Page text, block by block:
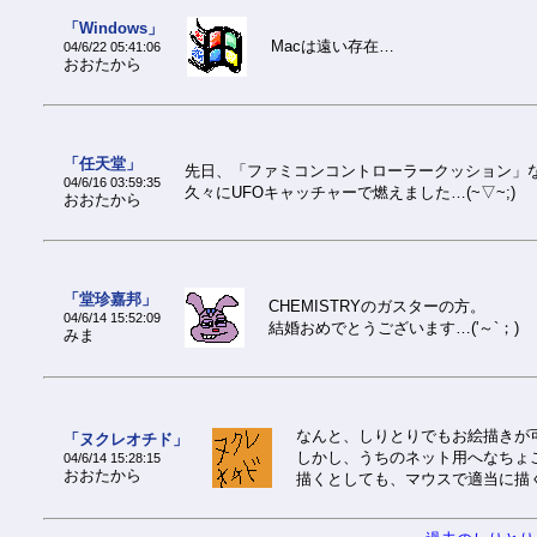
「Windows」
04/6/22 05:41:06
おおたから
Macは遠い存在…
「任天堂」
04/6/16 03:59:35
おおたから
先日、「ファミコンコントローラークッション」
久々にUFOキャッチャーで燃えました…(~▽~;)
「堂珍嘉邦」
04/6/14 15:52:09
みま
CHEMISTRYのガスターの方。
結婚おめでとうございます…('～`；)
「ヌクレオチド」
04/6/14 15:28:15
おおたから
なんと、しりとりでもお絵描きが
しかし、うちのネット用へなち
描くとしても、マウスで適当に